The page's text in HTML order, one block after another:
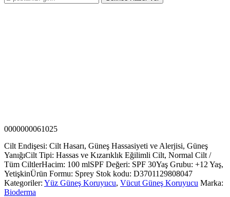
0000000061025
Cilt Endişesi: Cilt Hasarı, Güneş Hassasiyeti ve Alerjisi, Güneş
YanığıCilt Tipi: Hassas ve Kızarıklık Eğilimli Cilt, Normal Cilt /
Tüm CiltlerHacim: 100 mlSPF Değeri: SPF 30Yaş Grubu: +12 Yaş,
YetişkinÜrün Formu: Sprey Stok kodu: D3701129808047
Kategoriler: Yüz Güneş Koruyucu, Vücut Güneş Koruyucu Marka:
Bioderma